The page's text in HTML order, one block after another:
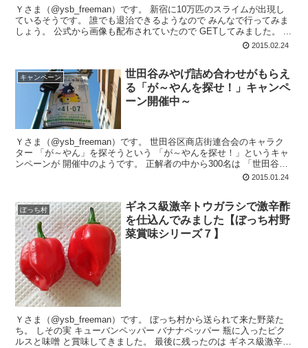
Ｙさま（@ysb_freeman）です。 新宿に10万匹のスライムが出現し
ているそうです。 誰でも退治できるようなので みんなで行ってみま
しょう。 公式から画像も配布されていたので GETしてみました。 ...
2015.02.24
キャンペーン
世田谷みやげ詰め合わせがもらえ
る「が～やんを探せ！」キャンペ
ーン開催中～
Ｙさま（@ysb_freeman）です。 世田谷区商店街連合会のキャラク
ター 「が～やん」を探そうという 「が～やんを探せ！」というキャ
ンペーンが 開催中のようです。 正解者の中から300名は 「世田谷み
2015.01.24
ぼっち村
ギネス級激辛トウガラシで激辛酢
を仕込んでみました【ぼっち村野
菜賞味シリーズ７】
Ｙさま（@ysb_freeman）です。 ぼっち村から送られて来た野菜た
ち。 しその実 キューバンペッパー バナナペッパー 瓶に入ったピク
ルスと味噌 と賞味してきました。 最後に残ったのは ギネス級激辛ト